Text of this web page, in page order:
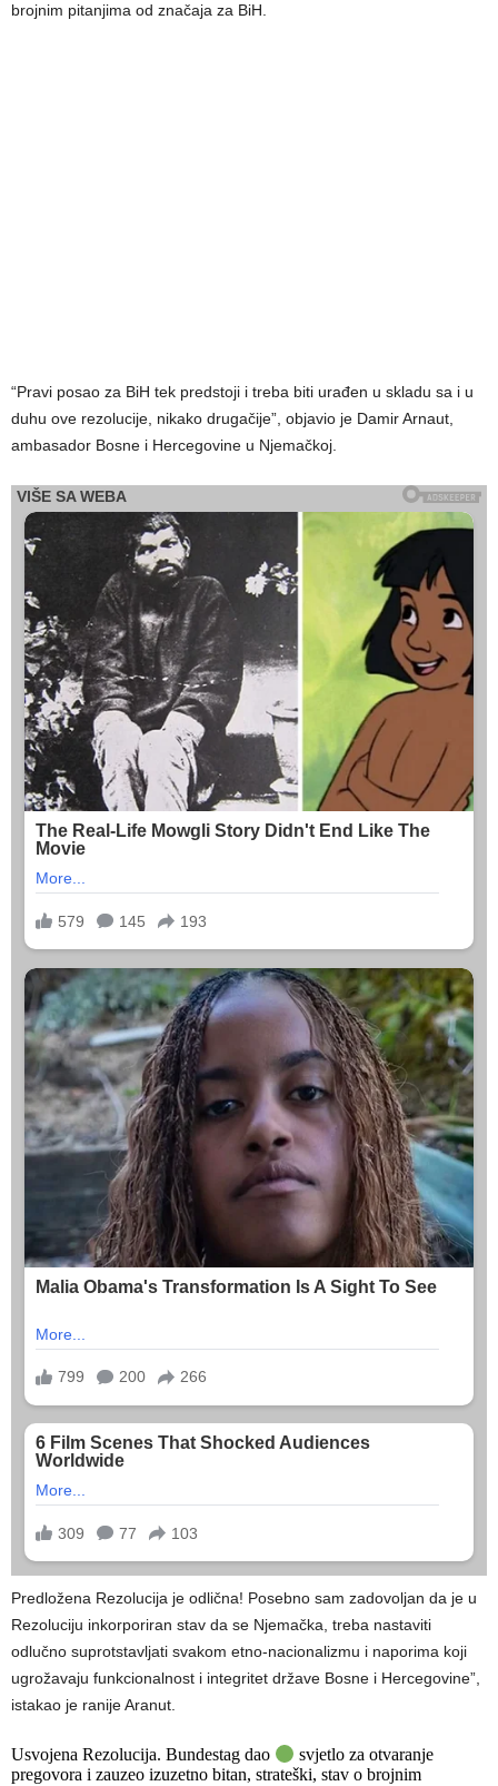
brojnim pitanjima od značaja za BiH.
“Pravi posao za BiH tek predstoji i treba biti urađen u skladu sa i u
duhu ove rezolucije, nikako drugačije”, objavio je Damir Arnaut,
ambasador Bosne i Hercegovine u Njemačkoj.
Predložena Rezolucija je odlična! Posebno sam zadovoljan da je u
Rezoluciju inkorporiran stav da se Njemačka, treba nastaviti
odlučno suprotstavljati svakom etno-nacionalizmu i naporima koji
ugrožavaju funkcionalnost i integritet države Bosne i Hercegovine”,
istakao je ranije Aranut.
Usvojena Rezolucija. Bundestag dao
svjetlo za otvaranje
pregovora i zauzeo izuzetno bitan, strateški, stav o brojnim